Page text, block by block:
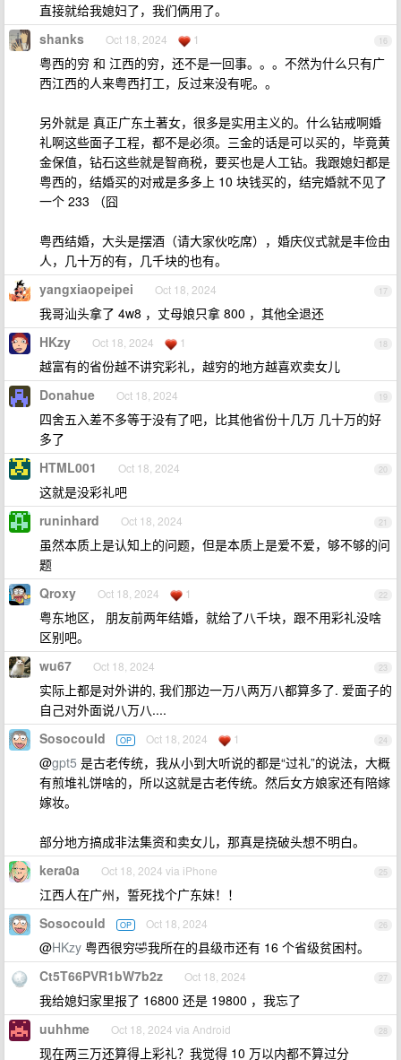
直接就给我媳妇了，我们俩用了。
16
shanks Oct 18, 2024 1
粤西的穷 和 江西的穷，还不是一回事。。。不然为什么只有广
西江西的人来粤西打工，反过来没有呢。。
另外就是 真正广东土著女，很多是实用主义的。什么钻戒啊婚
礼啊这些面子工程，都不是必须。三金的话是可以买的，毕竟黄
金保值，钻石这些就是智商税，要买也是人工钻。我跟媳妇都是
粤西的，结婚买的对戒是多多上 10 块钱买的，结完婚就不见了
一个 233 （囧
粤西结婚，大头是摆酒（请大家伙吃席），婚庆仪式就是丰俭由
人，几十万的有，几千块的也有。
17
yangxiaopeipei Oct 18, 2024
我哥汕头拿了 4w8 ，丈母娘只拿 800 ，其他全退还
18
HKzy Oct 18, 2024 1
越富有的省份越不讲究彩礼，越穷的地方越喜欢卖女儿
19
Donahue Oct 18, 2024
四舍五入差不多等于没有了吧，比其他省份十几万 几十万的好
多了
20
HTML001 Oct 18, 2024
这就是没彩礼吧
21
runinhard Oct 18, 2024
虽然本质上是认知上的问题，但是本质上是爱不爱，够不够的问
题
22
Qroxy Oct 18, 2024 1
粤东地区， 朋友前两年结婚，就给了八千块，跟不用彩礼没啥
区别吧。
23
wu67 Oct 18, 2024
实际上都是对外讲的, 我们那边一万八两万八都算多了. 爱面子的
自己对外面说八万八....
24
Sosocould OP Oct 18, 2024 1
@gpt5 是古老传统，我从小到大听说的都是“过礼”的说法，大概
有煎堆礼饼啥的，所以这就是古老传统。然后女方娘家还有陪嫁
嫁妆。
部分地方搞成非法集资和卖女儿，那真是挠破头想不明白。
25
kera0a Oct 18, 2024 via iPhone
江西人在广州，誓死找个广东妹！！
26
Sosocould OP Oct 18, 2024
@HKzy 粤西很穷🤣我所在的县级市还有 16 个省级贫困村。
27
Ct5T66PVR1bW7b2z Oct 18, 2024
我给媳妇家里报了 16800 还是 19800 ，我忘了
28
uuhhme Oct 18, 2024 via Android
现在两三万还算得上彩礼？我觉得 10 万以内都不算过分